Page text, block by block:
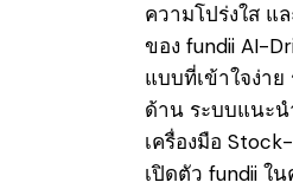
ความโปร่งใส แ
ของ fundii AI-
แบบที่เข้าใจง่า
ด้าน ระบบแนะ
เครื่องมือ
เปิดตัว fundii ใ